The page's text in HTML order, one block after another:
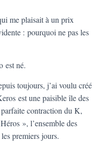
me plaisait à un prix
: pourquoi ne pas les
est né.
toujours, j’ai voulu créé
est une paisible île des
contraction du K,
», l’ensemble des
premiers jours.